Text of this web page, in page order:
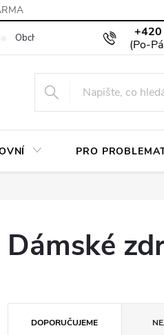
Obchodní podmínky Podmínky
PRO
Dámské
DOPORUČUJEME